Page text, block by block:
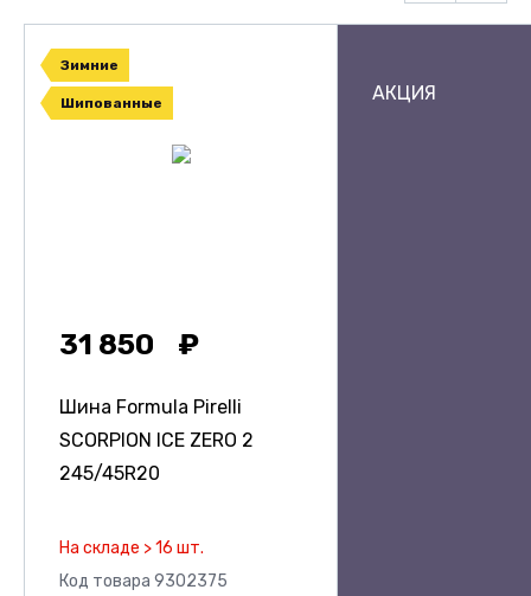
Зимние
Шипованные
31 850
Шина Formula Pirelli
SCORPION ICE ZERO 2
245/45R20
На складе > 16 шт.
Код товара 9302375
АКЦИЯ